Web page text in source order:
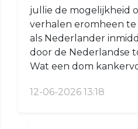
jullie de mogelijkheid
verhalen eromheen
als Nederlander
door de Nederlandse
Wat een dom
12-06-2026 13:18